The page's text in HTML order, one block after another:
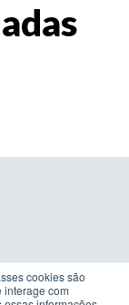
cookies são
interage com